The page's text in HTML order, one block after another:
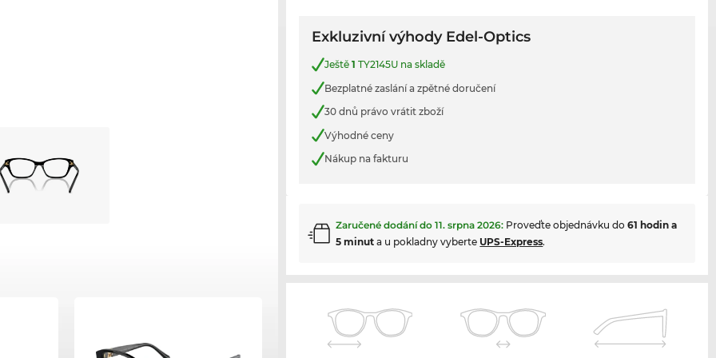
Exkluzivní výhody Edel-Optics
Ještě1 TY2145U na skladě
Bezplatné zaslání a zpětné doručení
30 dnů právo vrátit zboží
Výhodné ceny
Nákup na fakturu
Zaručené dodání do11. srpna 2026: Proveďte objednávku do61 hodin a
5 minut a u pokladny vyberte UPS-Express.